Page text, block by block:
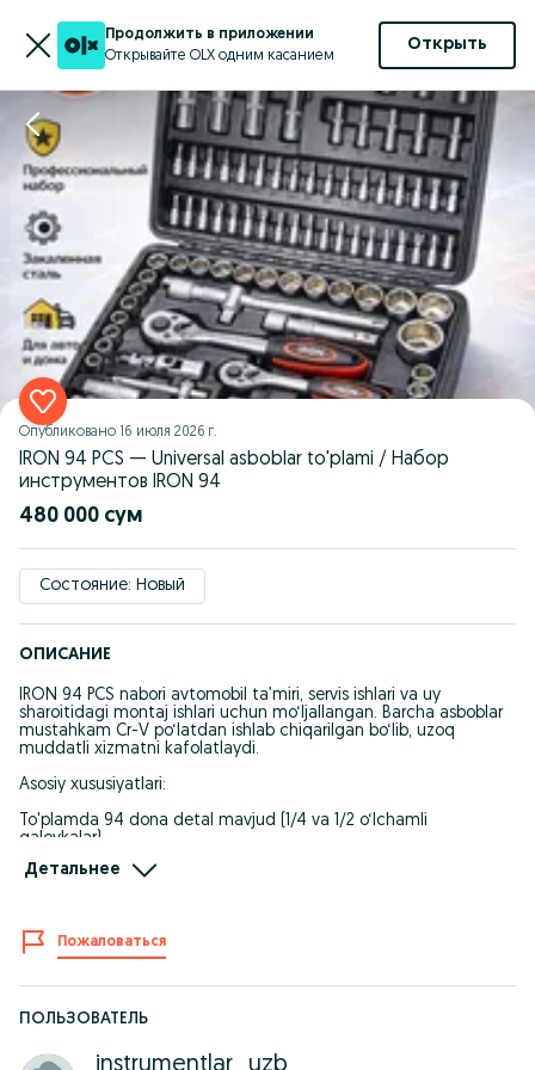
Продолжить в приложении
Открывайте OLX одним касанием
Открыть
Опубликовано 16 июля 2026 г.
IRON 94 PCS — Universal asboblar to'plami / Набор
инструментов IRON 94
480 000 сум
Состояние: Новый
ОПИСАНИЕ
IRON 94 PCS nabori avtomobil ta’miri, servis ishlari va uy
sharoitidagi montaj ishlari uchun mo‘ljallangan. Barcha asboblar
mustahkam Cr-V po‘latdan ishlab chiqarilgan bo‘lib, uzoq
muddatli xizmatni kafolatlaydi.
Asosiy xususiyatlari:
To'plamda 94 dona detal mavjud (1/4 va 1/2 o‘lchamli
galovkalar).
Treshotkali kalitlar va keng turdagi bitlar to‘plami.
Avtomobil dvigateli, g'ildirak va boshqa qismlarini ta'mirlash
uchun mos.
Детальнее
Пожаловаться
ПОЛЬЗОВАТЕЛЬ
instrumentlar_uzb